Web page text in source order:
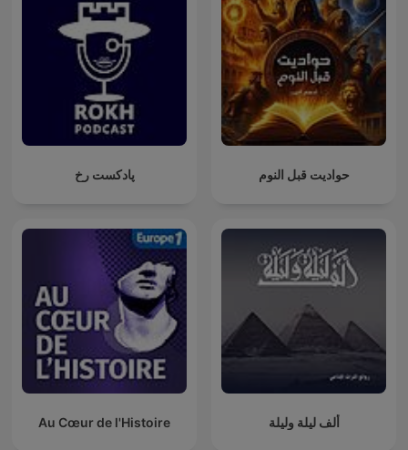
پادکست رخ حواديت قبل النوم
Au Cœur de l'Histoire ألف ليلة وليلة